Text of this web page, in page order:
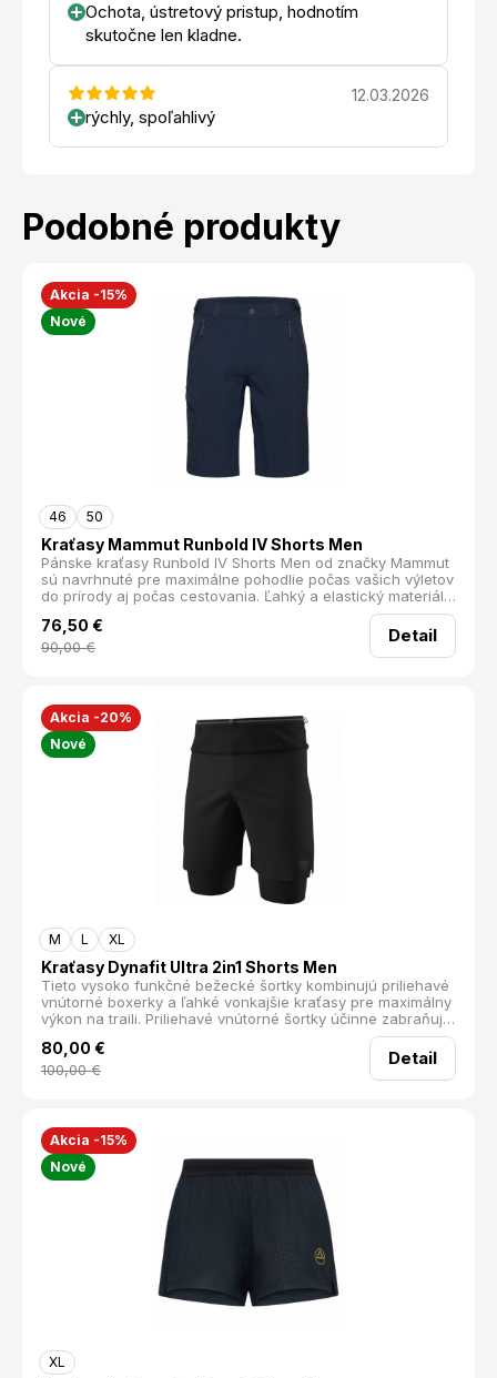
Ochota, ústretový pristup, hodnotím
skutočne len kladne.
12.03.2026
rýchly, spoľahlivý
Podobné produkty
Akcia -15%
Nové
46 50
Kraťasy Mammut Runbold IV Shorts Men
Pánske kraťasy Runbold IV Shorts Men od značky Mammut
sú navrhnuté pre maximálne pohodlie počas vašich výletov
do prírody aj počas cestovania. Ľahký a elastický materiál
je priedušný a rýchloschnúci, čo zaručuje komfort aj počas
teplých dní.
76,50 €
90,00€
Detail
Akcia -20%
Nové
M L XL
Kraťasy Dynafit Ultra 2in1 Shorts Men
Tieto vysoko funkčné bežecké šortky kombinujú priliehavé
vnútorné boxerky a ľahké vonkajšie kraťasy pre maximálny
výkon na traili. Priliehavé vnútorné šortky účinne zabraňujú
nepríjemnému treniu a odieraniu pokožky, spoľahlivo
odvádzajú vlhkosť od tela a vďaka silikónovej potlači na
spodnom leme držia pevne na svojom mieste aj pri
80,00 €
100,00€
Detail
Akcia -15%
Nové
XL